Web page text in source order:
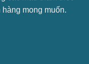
mong muốn.